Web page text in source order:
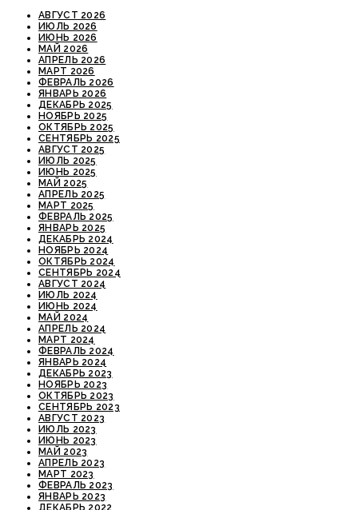
АВГУСТ 2026
ИЮЛЬ 2026
ИЮНЬ 2026
МАЙ 2026
АПРЕЛЬ 2026
МАРТ 2026
ФЕВРАЛЬ 2026
ЯНВАРЬ 2026
ДЕКАБРЬ 2025
НОЯБРЬ 2025
ОКТЯБРЬ 2025
СЕНТЯБРЬ 2025
АВГУСТ 2025
ИЮЛЬ 2025
ИЮНЬ 2025
МАЙ 2025
АПРЕЛЬ 2025
МАРТ 2025
ФЕВРАЛЬ 2025
ЯНВАРЬ 2025
ДЕКАБРЬ 2024
НОЯБРЬ 2024
ОКТЯБРЬ 2024
СЕНТЯБРЬ 2024
АВГУСТ 2024
ИЮЛЬ 2024
ИЮНЬ 2024
МАЙ 2024
АПРЕЛЬ 2024
МАРТ 2024
ФЕВРАЛЬ 2024
ЯНВАРЬ 2024
ДЕКАБРЬ 2023
НОЯБРЬ 2023
ОКТЯБРЬ 2023
СЕНТЯБРЬ 2023
АВГУСТ 2023
ИЮЛЬ 2023
ИЮНЬ 2023
МАЙ 2023
АПРЕЛЬ 2023
МАРТ 2023
ФЕВРАЛЬ 2023
ЯНВАРЬ 2023
ДЕКАБРЬ 2022